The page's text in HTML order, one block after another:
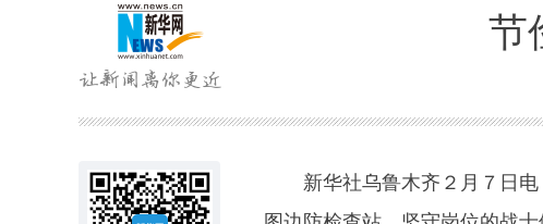
节
新华社乌鲁木齐２月７日电